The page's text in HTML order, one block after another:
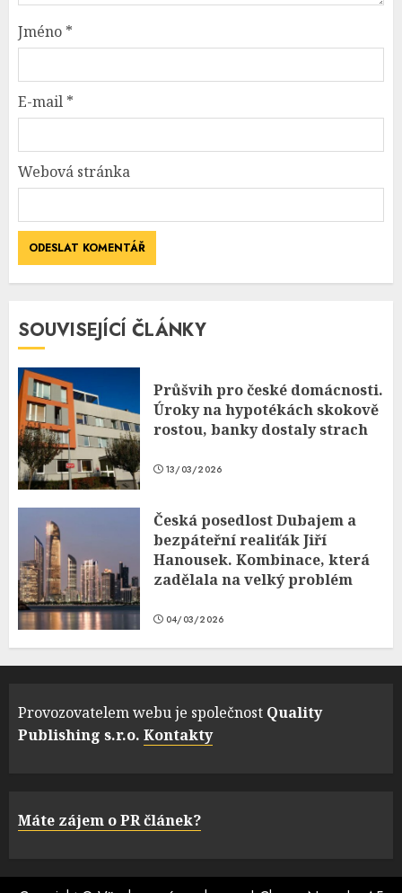
Jméno *
E-mail *
Webová stránka
SOUVISEJÍCÍ ČLÁNKY
Průšvih pro české domácnosti.
Úroky na hypotékách skokově
rostou, banky dostaly strach
13/03/2026
Česká posedlost Dubajem a
bezpáteřní realiťák Jiří
Hanousek. Kombinace, která
zadělala na velký problém
04/03/2026
Provozovatelem webu je společnost Quality
Publishing s.r.o. Kontakty
Máte zájem o PR článek?